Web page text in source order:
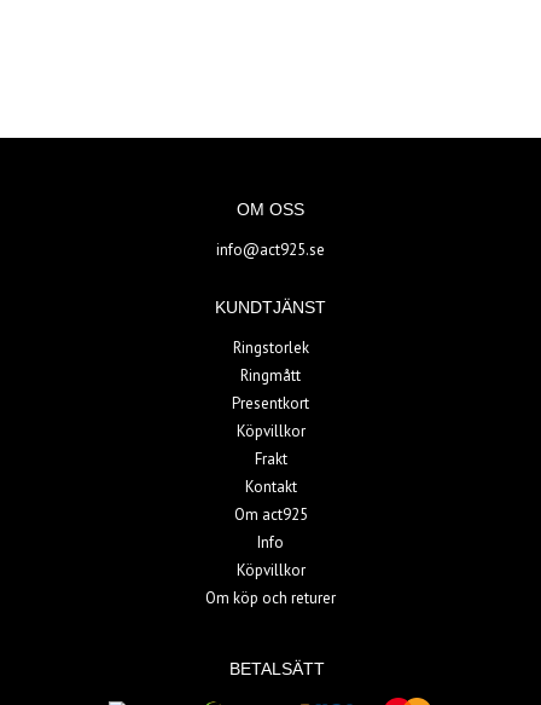
OM OSS
info@act925.se
KUNDTJÄNST
Ringstorlek
Ringmått
Presentkort
Köpvillkor
Frakt
Kontakt
Om act925
Info
Köpvillkor
Om köp och returer
BETALSÄTT